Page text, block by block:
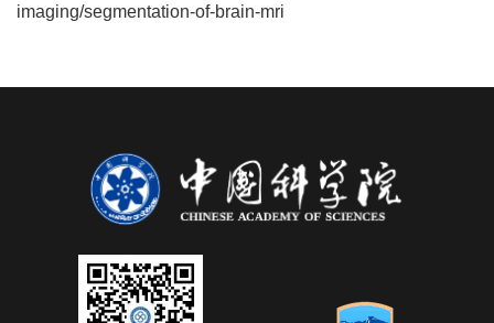
imaging/segmentation-of-brain-mri